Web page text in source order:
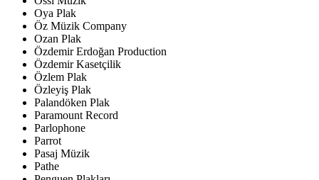
Oya Plak
Öz Müzik Company
Ozan Plak
Özdemir Erdoğan Production
Özdemir Kasetçilik
Özlem Plak
Özleyiş Plak
Palandöken Plak
Paramount Record
Parlophone
Parrot
Pasaj Müzik
Pathe